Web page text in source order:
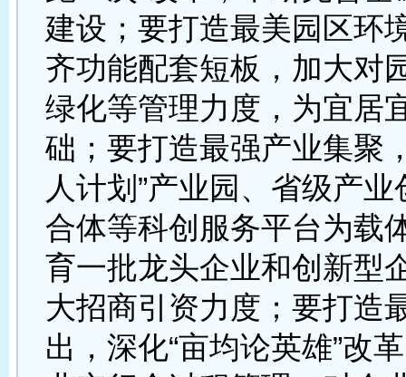
建设；要打造最美园区环
齐功能配套短板，加大对
绿化等管理力度，为宜居
础；要打造最强产业集聚
人计划”产业园、省级产
合体等科创服务平台为载
育一批龙头企业和创新型
大招商引资力度；要打造
出，深化“亩均论英雄”改